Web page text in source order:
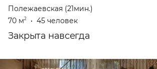
Полежаевская (21мин.)
70 м2 • 45 человек
Закрыта навсегда